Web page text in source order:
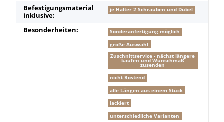
Befestigungsmaterial
inklusive:
je Halter 2 Schrauben und Dübel
Besonderheiten:
Sonderanfertigung möglich
große Auswahl
Zuschnittservice - nächst längere
kaufen und Wunschmaß
zusenden
nicht Rostend
alle Längen aus einem Stück
lackiert
unterschiedliche Varianten